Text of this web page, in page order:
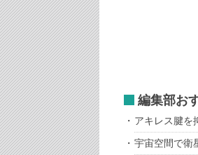
編集部お
アキレス腱を
宇宙空間で衛